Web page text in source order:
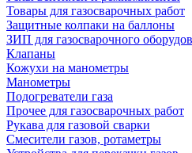
Товары для газосварочных работ
Защитные колпаки на баллоны
ЗИП для газосварочного
Клапаны
Кожухи на манометры
Манометры
Подогреватели газа
Прочее для газосварочных работ
Рукава для газовой сварки
Смесители газов, ротаметры